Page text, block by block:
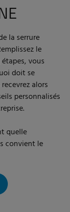
la serrure
le
vous
doit se
alors
personnalisés
quelle
convient le